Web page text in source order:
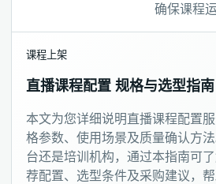
确保课程
课程上架
直播课程配置 规格与选型指南
本文为您详细说明直播课程配置
格参数、使用场景及质量确认方
台还是培训机构，通过本指南可
荐配置、选型条件及采购建议，